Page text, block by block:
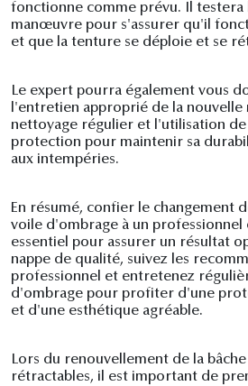
fonctionne comme prévu. Il testera
manœuvre pour s'assurer qu'il
et que la tenture se déploie et se
Le expert pourra également vous
l'entretien approprié de la nouvelle
nettoyage régulier et l'utilisation
protection pour maintenir sa
aux intempéries.
En résumé, confier le changement
voile d'ombrage à un professionnel
essentiel pour assurer un résultat
nappe de qualité, suivez les
professionnel et entretenez
d'ombrage pour profiter d'une
et d'une esthétique agréable.
Lors du renouvellement de la bâche
rétractables, il est important de